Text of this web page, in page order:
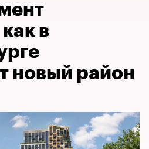
в
новый район